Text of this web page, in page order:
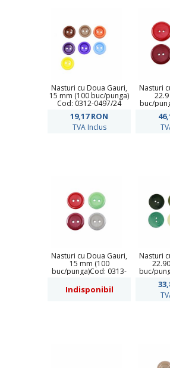
Nasturi cu Doua Gauri,
15 mm (100 buc/punga)
Cod: 0312-0497/24
19,17RON
TVA Inclus
Nasturi
buc/
Nasturi cu Doua Gauri,
15 mm (100
buc/punga)Cod: 0313-
Indisponibil
Nasturi
buc/